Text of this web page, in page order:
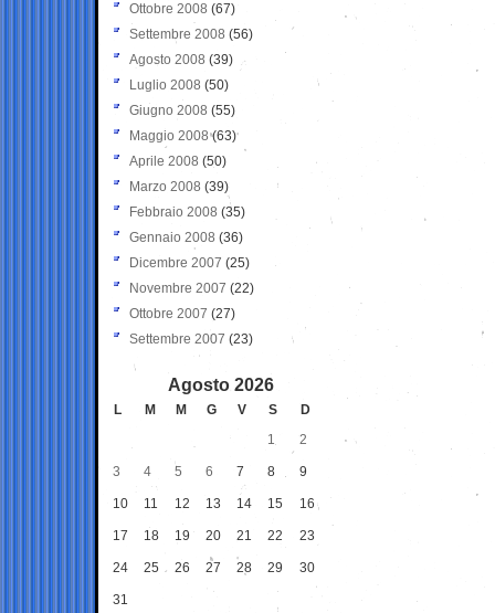
Ottobre 2008 (67)
Settembre 2008 (56)
Agosto 2008 (39)
Luglio 2008 (50)
Giugno 2008 (55)
Maggio 2008(63)
Aprile 2008 (50)
Marzo 2008 (39)
Febbraio 2008 (35)
Gennaio 2008 (36)
Dicembre 2007 (25)
Novembre 2007 (22)
Ottobre 2007 (27)
Settembre 2007 (23)
Agosto 2026
L M M G V S
D
1
2
3 4 5 6 7 8 9
10 11 12 13 14 15 16
17 18 19 20 21 22 23
24 25 26 27 28 29 30
31